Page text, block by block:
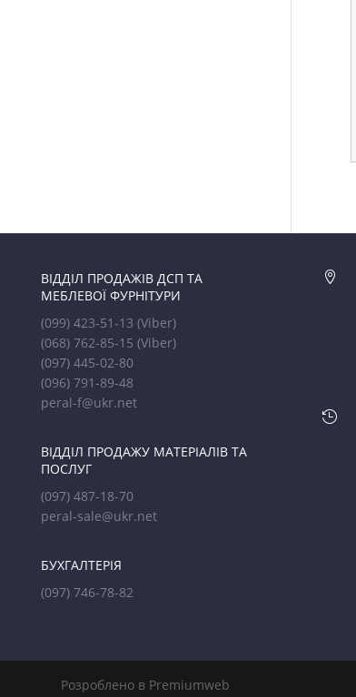
ВІДДІЛ ПРОДАЖІВ ДСП ТА
МЕБЛЕВОЇ ФУРНІТУРИ
(099) 423-51-13(Viber)
(068) 762-85-15(Viber)
(097) 445-02-80
(096) 791-89-48
peral-f@ukr.net
ВІДДІЛ ПРОДАЖУ МАТЕРІАЛІВ ТА
ПОСЛУГ
(097) 487-18-70
peral-sale@ukr.net
БУХГАЛТЕРІЯ
(097) 746-78-82


Розроблено в Premiumweb